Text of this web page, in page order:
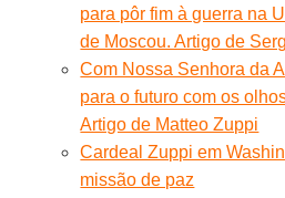
para pôr fim à guerra na
de Moscou. Artigo de
Com Nossa Senhora da
para o futuro com os
Artigo de Matteo Zuppi
Cardeal Zuppi em
missão de paz